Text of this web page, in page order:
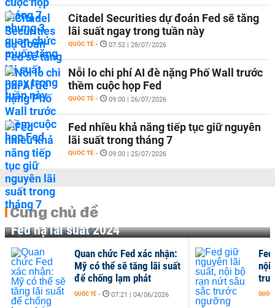
Citadel Securities dự đoán Fed sẽ tăng
lãi suất ngay trong tuần này
QUỐC TẾ - 07:52 | 28/07/2026
Nỗi lo chi phí AI đè nặng Phố Wall trước
thềm cuộc họp Fed
QUỐC TẾ - 09:00 | 26/07/2026
Fed nhiều khả năng tiếp tục giữ nguyên
lãi suất trong tháng 7
QUỐC TẾ - 09:00 | 25/07/2026
Cùng chủ đề
Fed hạ lãi suất 2024
Quan chức Fed xác nhận:
Mỹ có thể sẽ tăng lãi suất
để chống lạm phát
QUỐC TẾ - 07:21 | 04/06/2026
nội
QUỐC